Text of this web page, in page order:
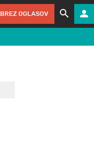
BREZ OGLASOV